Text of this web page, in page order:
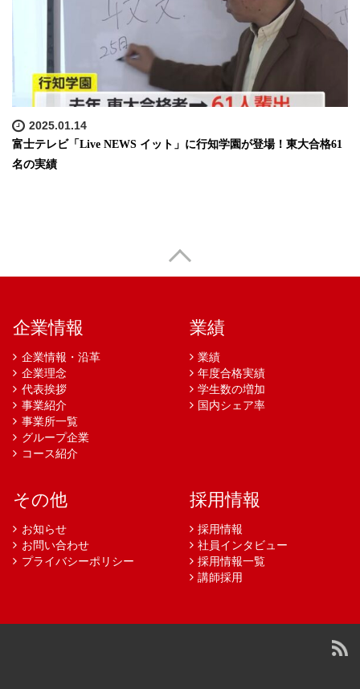
2025.01.14
富士テレビ「Live NEWS イット」に行知学園が登場！東大合格61
名の実績
企業情報
企業情報・沿革
企業理念
代表挨拶
事業紹介
事業所一覧
グループ企業
コース紹介
業績
業績
年度合格実績
学生数の増加
国内シェア率
その他
お知らせ
お問い合わせ
プライバシーポリシー
採用情報
採用情報
社員インタビュー
採用情報一覧
講師採用